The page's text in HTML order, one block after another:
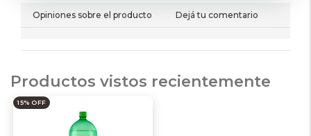
Opiniones sobre el producto Dejá tu comentario
Productos vistos recientemente
15% OFF